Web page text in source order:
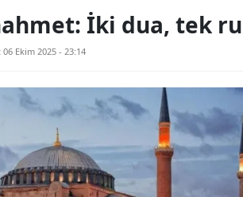
İki dua, tek
06 Ekim 2025 - 23:14